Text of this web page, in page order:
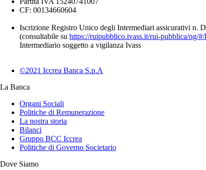
CF: 00134660604
Iscrizione Registro Unico degli Intermediari assicurativi n.
(consultabile su https://ruipubblico.ivass.it/rui-pubblica/ng/#/
Intermediario soggetto a vigilanza Ivass
©2021 Iccrea Banca S.p.A
La Banca
Organi Sociali
Politiche di Remunerazione
La nostra storia
Bilanci
Gruppo BCC Iccrea
Politiche di Governo Societario
Dove Siamo